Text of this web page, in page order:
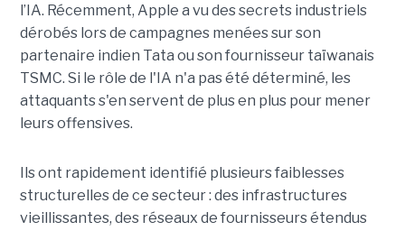
l’IA. Récemment, Apple a vu des secrets industriels
dérobés lors de campagnes menées sur son
partenaire indien Tata ou son fournisseur taïwanais
TSMC. Si le rôle de l'IA n'a pas été déterminé, les
attaquants s'en servent de plus en plus pour mener
leurs offensives.
Ils ont rapidement identifié plusieurs faiblesses
structurelles de ce secteur : des infrastructures
vieillissantes, des réseaux de fournisseurs étendus